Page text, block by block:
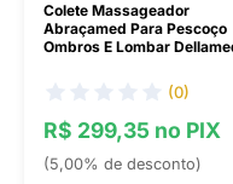
Colete Massageador
Abraçamed Para Pescoço
Ombros E Lombar
(0)
R$ 299,35 no PIX
(5,00% de desconto)